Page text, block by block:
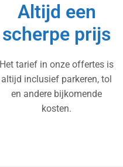
Altijd een
scherpe prijs
Het tarief in onze offertes is
altijd inclusief parkeren, tol
en andere bijkomende
kosten.